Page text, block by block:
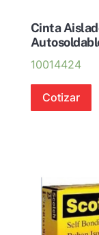
Cinta
10014424
Cotizar